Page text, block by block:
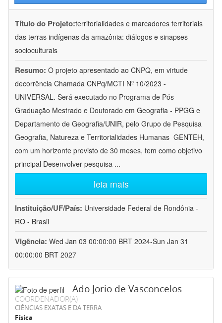
Título do Projeto:territorialidades e marcadores territoriais
das terras indígenas da amazônia: diálogos e sinapses
socioculturais
Resumo: O projeto apresentado ao CNPQ, em virtude
decorrência Chamada CNPq/MCTI Nº 10/2023 -
UNIVERSAL. Será executado no Programa de Pós-
Graduação Mestrado e Doutorado em Geografia - PPGG e
Departamento de Geografia/UNIR, pelo Grupo de Pesquisa
Geografia, Natureza e Territorialidades Humanas  GENTEH,
com um horizonte previsto de 30 meses, tem como objetivo
principal Desenvolver pesquisa ...
leia mais
Instituição/UF/País: Universidade Federal de Rondônia -
RO - Brasil
Vigência: Wed Jan 03 00:00:00 BRT 2024-Sun Jan 31
00:00:00 BRT 2027
Ado Jorio de Vasconcelos
COORDENADOR(A)
CIÊNCIAS EXATAS E DA TERRA
Física